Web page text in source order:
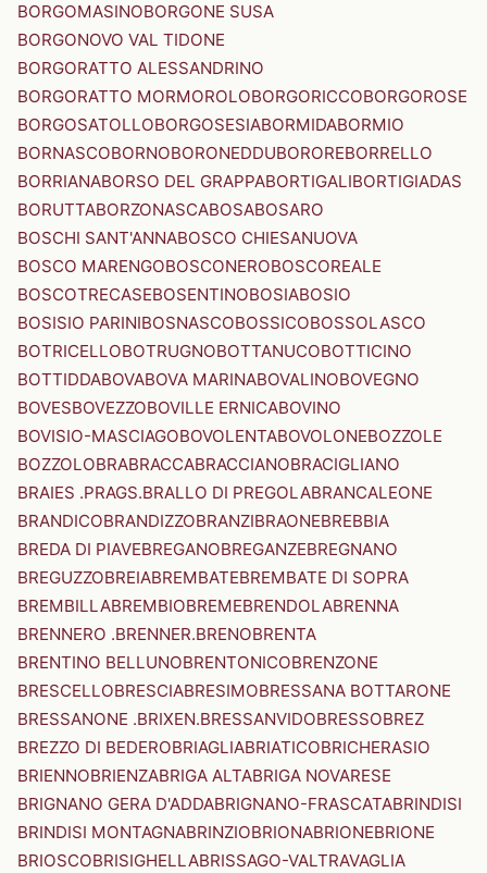
BORGOMASINOBORGONE SUSA
BORGONOVO VAL TIDONE
BORGORATTO ALESSANDRINO
BORGORATTO MORMOROLOBORGORICCOBORGOROSE
BORGOSATOLLOBORGOSESIABORMIDABORMIO
BORNASCOBORNOBORONEDDUBOROREBORRELLO
BORRIANABORSO DEL GRAPPABORTIGALIBORTIGIADAS
BORUTTABORZONASCABOSABOSARO
BOSCHI SANT'ANNABOSCO CHIESANUOVA
BOSCO MARENGOBOSCONEROBOSCOREALE
BOSCOTRECASEBOSENTINOBOSIABOSIO
BOSISIO PARINIBOSNASCOBOSSICOBOSSOLASCO
BOTRICELLOBOTRUGNOBOTTANUCOBOTTICINO
BOTTIDDABOVABOVA MARINABOVALINOBOVEGNO
BOVESBOVEZZOBOVILLE ERNICABOVINO
BOVISIO-MASCIAGOBOVOLENTABOVOLONEBOZZOLE
BOZZOLOBRABRACCABRACCIANOBRACIGLIANO
BRAIES .PRAGS.BRALLO DI PREGOLABRANCALEONE
BRANDICOBRANDIZZOBRANZIBRAONEBREBBIA
BREDA DI PIAVEBREGANOBREGANZEBREGNANO
BREGUZZOBREIABREMBATEBREMBATE DI SOPRA
BREMBILLABREMBIOBREMEBRENDOLABRENNA
BRENNERO .BRENNER.BRENOBRENTA
BRENTINO BELLUNOBRENTONICOBRENZONE
BRESCELLOBRESCIABRESIMOBRESSANA BOTTARONE
BRESSANONE .BRIXEN.BRESSANVIDOBRESSOBREZ
BREZZO DI BEDEROBRIAGLIABRIATICOBRICHERASIO
BRIENNOBRIENZABRIGA ALTABRIGA NOVARESE
BRIGNANO GERA D'ADDABRIGNANO-FRASCATABRINDISI
BRINDISI MONTAGNABRINZIOBRIONABRIONEBRIONE
BRIOSCOBRISIGHELLABRISSAGO-VALTRAVAGLIA